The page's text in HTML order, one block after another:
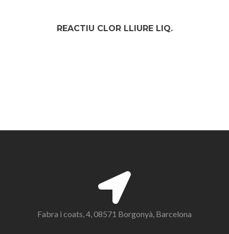
REACTIU CLOR LLIURE LIQ.
Fabra i coats, 4, 08571 Borgonyà, Barcelona